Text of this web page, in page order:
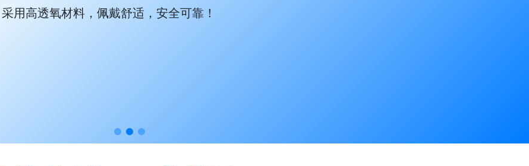
用高透氧材料，佩戴舒适，安全可靠！